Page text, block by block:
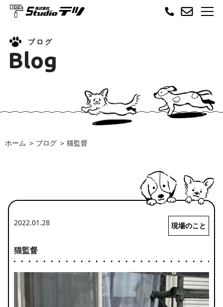
ブログ
Blog
ホーム ブログ 猫監督
2022.01.28 現場のこと
猫監督